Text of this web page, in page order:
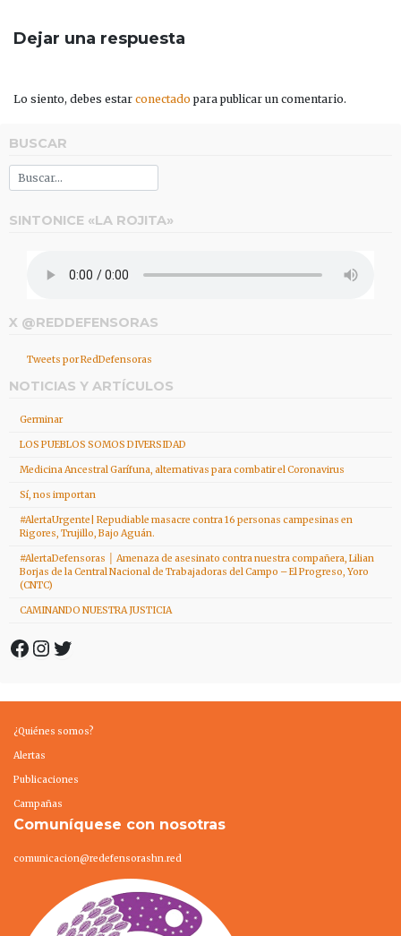
Dejar una respuesta
Lo siento, debes estar conectado para publicar un comentario.
BUSCAR
SINTONICE «LA ROJITA»
X @REDDEFENSORAS
Tweets por RedDefensoras
NOTICIAS Y ARTÍCULOS
Germinar
LOS PUEBLOS SOMOS DIVERSIDAD
Medicina Ancestral Garífuna, alternativas para combatir el Coronavirus
Sí, nos importan
#AlertaUrgente| Repudiable masacre contra 16 personas campesinas en
Rigores, Trujillo, Bajo Aguán.
#AlertaDefensoras │ Amenaza de asesinato contra nuestra compañera, Lilian
Borjas de la Central Nacional de Trabajadoras del Campo – El Progreso, Yoro
(CNTC)
CAMINANDO NUESTRA JUSTICIA
Facebook
Instagram
Twitter
¿Quiénes somos?
Alertas
Publicaciones
Campañas
Comuníquese con nosotras
comunicacion@redefensorashn.red